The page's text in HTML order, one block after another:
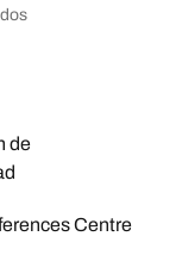
de
Centre